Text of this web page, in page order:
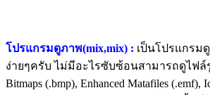
โปรแกรมดูภาพ(mix,mix) : เป็นโปรแกรม
ง่ายๆครับ ไม่มีอะไรซับซ้อนสามารถดูไฟล์
Bitmaps (.bmp), Enhanced Matafiles (.emf),